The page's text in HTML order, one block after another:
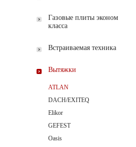
Газовые плиты эконом
класса
Встраиваемая техника
Вытяжки
ATLAN
DACH/EXITEQ
Elikor
GEFEST
Oasis